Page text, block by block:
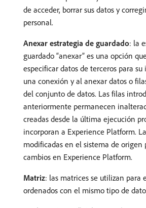
de acceder, borrar sus datos y
personal.
Anexar estrategia de guardado: la
guardado “anexar” es una opción
especificar datos de terceros para
una conexión y al anexar datos o
del conjunto de datos. Las filas
anteriormente permanecen
creadas desde la última ejecución
incorporan a Experience Platform.
modificadas en el sistema de origen
cambios en Experience Platform.
Matriz: las matrices se utilizan para
ordenados con el mismo tipo de